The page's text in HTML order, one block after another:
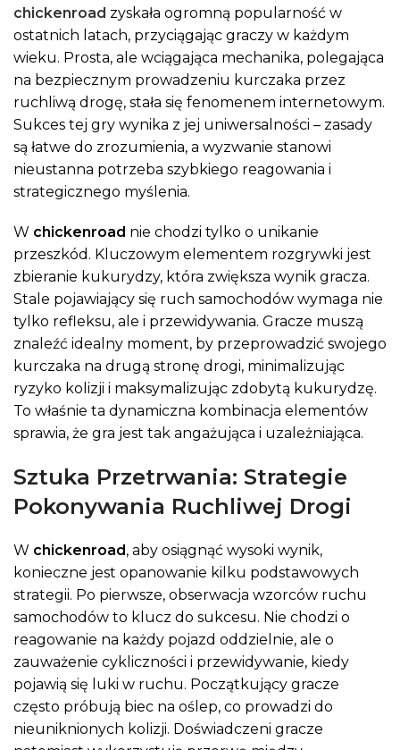
chickenroad zyskała ogromną popularność w
ostatnich latach, przyciągając graczy w każdym
wieku. Prosta, ale wciągająca mechanika, polegająca
na bezpiecznym prowadzeniu kurczaka przez
ruchliwą drogę, stała się fenomenem internetowym.
Sukces tej gry wynika z jej uniwersalności – zasady
są łatwe do zrozumienia, a wyzwanie stanowi
nieustanna potrzeba szybkiego reagowania i
strategicznego myślenia.
W chickenroad nie chodzi tylko o unikanie
przeszkód. Kluczowym elementem rozgrywki jest
zbieranie kukurydzy, która zwiększa wynik gracza.
Stale pojawiający się ruch samochodów wymaga nie
tylko refleksu, ale i przewidywania. Gracze muszą
znaleźć idealny moment, by przeprowadzić swojego
kurczaka na drugą stronę drogi, minimalizując
ryzyko kolizji i maksymalizując zdobytą kukurydzę.
To właśnie ta dynamiczna kombinacja elementów
sprawia, że gra jest tak angażująca i uzależniająca.
Sztuka Przetrwania: Strategie
Pokonywania Ruchliwej Drogi
W chickenroad, aby osiągnąć wysoki wynik,
konieczne jest opanowanie kilku podstawowych
strategii. Po pierwsze, obserwacja wzorców ruchu
samochodów to klucz do sukcesu. Nie chodzi o
reagowanie na każdy pojazd oddzielnie, ale o
zauważenie cykliczności i przewidywanie, kiedy
pojawią się luki w ruchu. Początkujący gracze
często próbują biec na oślep, co prowadzi do
nieuniknionych kolizji. Doświadczeni gracze